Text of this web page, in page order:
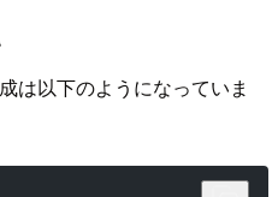
は以下のようになっていま